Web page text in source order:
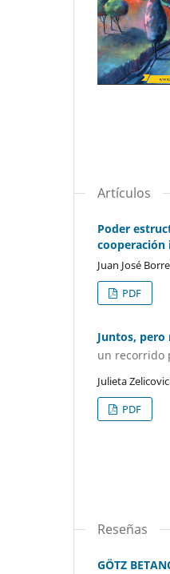
Artículos
Poder
Juan José
PDF
Juntos,
un recorrido
Julieta
PDF
Reseñas
GÖTZ